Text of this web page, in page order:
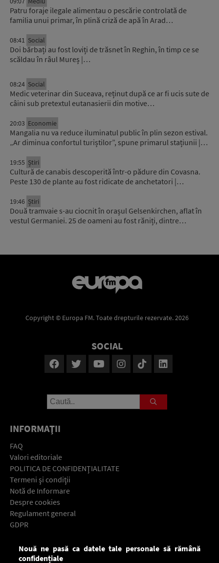
Patru foraje ilegale alimentau o pescărie controlată de
familia unui primar, în plină criză de apă în Arad…
08:41 Social
Doi bărbați au fost loviți de trăsnet în Reghin, în timp ce se
scăldau în râul Mureș |…
08:24 Social
Medic veterinar din Suceava, reținut după ce ar fi ucis sute de
câini sub pretextul eutanasierii din motive…
20:03 Economie
Mangalia nu va reduce iluminatul public în plin sezon estival.
„Ar diminua confortul turiștilor”, spune primarul stațiunii |…
19:55 Știri
Cultură de canabis descoperită într-o pădure din Covasna.
Peste 130 de plante au fost ridicate de anchetatori |…
19:46 Știri
Două tramvaie s-au ciocnit în orașul Gelsenkirchen, aflat în
vestul Germaniei. 25 de oameni au fost răniți, dintre…
Copyright © Europa FM. Toate drepturile rezervate. 2026
SOCIAL
INFORMAŢII
FAQ
Valori editoriale
POLITICA DE CONFIDENŢIALITATE
Termeni şi condiţii
Notă de Informare
Despre cookies
Regulament general
GDPR
Descarcă gratuit aplicaţia Europa FM pentru smartphone:
Nouă ne pasă ca datele tale personale să rămână
confidențiale